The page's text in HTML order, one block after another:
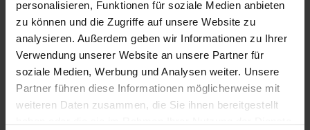
personalisieren, Funktionen für soziale Medien anbieten
zu können und die Zugriffe auf unsere Website zu
analysieren. Außerdem geben wir Informationen zu Ihrer
Verwendung unserer Website an unsere Partner für
soziale Medien, Werbung und Analysen weiter. Unsere
Partner führen diese Informationen möglicherweise mit
weiteren Daten zusammen, die Sie ihnen bereitgestellt